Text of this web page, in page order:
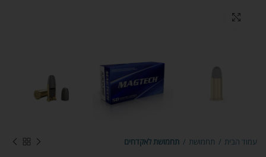
עמוד הבית תחמושת תחמושת לאקדחים